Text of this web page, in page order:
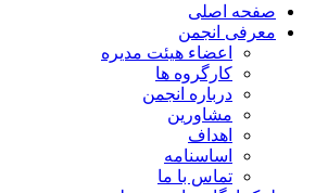
صفحه اصلی
معرفی انجمن
اعضاء هیئت مدیره
کارگروه ها
درباره انجمن
مشاورین
اهداف
اساسنامه
تماس با ما